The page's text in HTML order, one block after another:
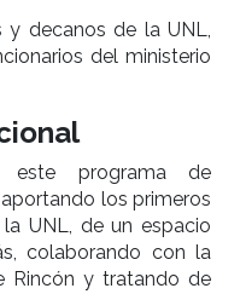
decanos de la UNL,
del ministerio
este programa de
los primeros
UNL, de un espacio
colaborando con la
Rincón y tratando de